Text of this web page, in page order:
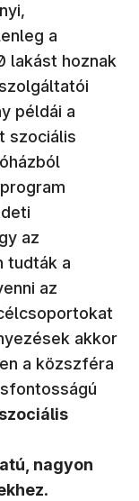
a
lakást hoznak
példái a
szociális
az
tudták a
az
akkor
a közszféra
szociális
nagyon
.